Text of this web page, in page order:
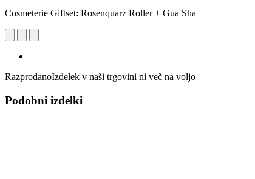
Cosmeterie Giftset: Rosenquarz Roller + Gua Sha
RazprodanoIzdelek v naši trgovini ni več na voljo
Podobni izdelki